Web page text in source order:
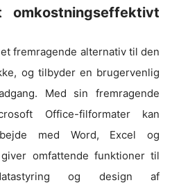
fremragende alternativ til den
og tilbyder en brugervenlig
Med sin fremragende
Office-filformater kan
med Word, Excel og
omfattende funktioner til
datastyring og design af